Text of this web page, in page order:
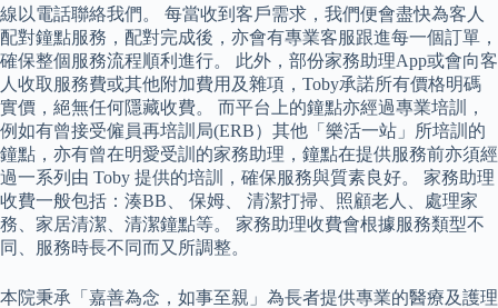
線以電話聯絡我們。 每當收到客戶需求，我們便會盡快為客人
配對鐘點服務，配對完成後，亦會有專業客服跟進每一個訂單，
確保整個服務流程順利進行。 此外，部份家務助理App或會向客
人收取服務費或其他附加費用及雜項，Toby承諾所有價格明碼
實價，絕無任何隱藏收費。 而平台上的鐘點亦經過專業培訓，
例如有曾接受僱員再培訓局(ERB）其他「樂活一站」所培訓的
鐘點，亦有曾在明愛受訓的家務助理，鐘點在提供服務前亦須經
過一系列由 Toby 提供的培訓，確保服務與質素良好。 家務助理
收費一般包括：湊BB、 保姆、 清潔打掃、照顧老人、處理家
務、家居清潔、清潔鐘點等。 家務助理收費會根據服務類型不
同、服務時長不同而又所調整。
本院秉承「嘉善為念，如事至親」為長者提供專業的醫療及護理